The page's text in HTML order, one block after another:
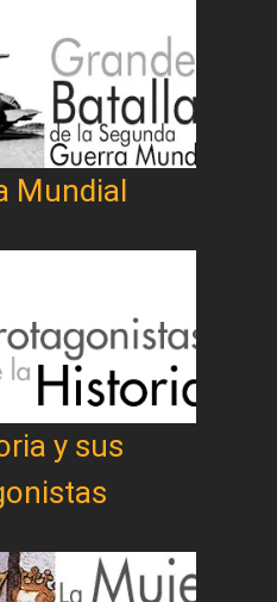
Mundial
y sus